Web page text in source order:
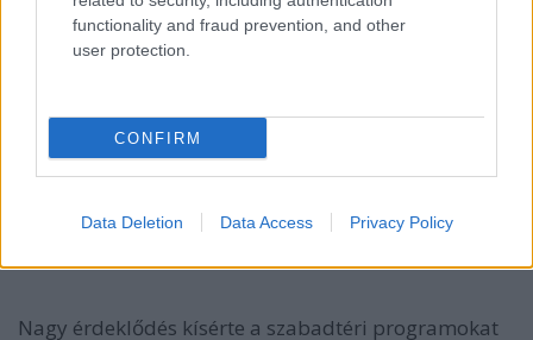
functionality and fraud prevention, and other
user protection.
CONFIRM
Data Deletion Data Access Privacy Policy
Fesztiváldíjak (fotó: MASZK Egyesület)
Nagy érdeklődés kísérte a szabadtéri programokat